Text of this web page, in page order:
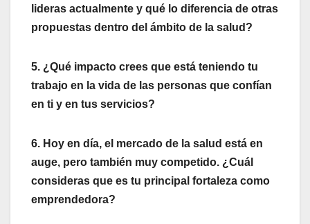
lideras actualmente y qué lo diferencia de otras
propuestas dentro del ámbito de la salud?
5. ¿Qué impacto crees que está teniendo tu
trabajo en la vida de las personas que confían
en ti y en tus servicios?
6. Hoy en día, el mercado de la salud está en
auge, pero también muy competido. ¿Cuál
consideras que es tu principal fortaleza como
emprendedora?